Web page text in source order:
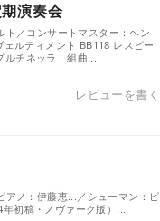
演奏会
／コンサートマスター：ヘン
ルティメント BB118 レスピー
チネッラ」組曲...
レビューを書く
アノ：伊藤恵...／シューマン：ピ
初稿・ノヴァーク版）...